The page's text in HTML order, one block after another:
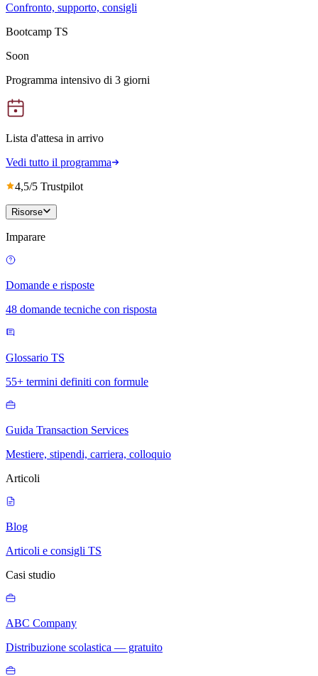
Confronto, supporto, consigli
Bootcamp TS
Soon
Programma intensivo di 3 giorni
Lista d'attesa in arrivo
Vedi tutto il programma
4,5/5 Trustpilot
Risorse
Imparare
Domande e risposte
48 domande tecniche con risposta
Glossario TS
55+ termini definiti con formule
Guida Transaction Services
Mestiere, stipendi, carriera, colloquio
Articoli
Blog
Articoli e consigli TS
Casi studio
ABC Company
Distribuzione scolastica — gratuito